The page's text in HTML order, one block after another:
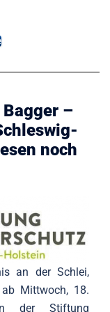
–
noch
an der Schlei,
Mittwoch, 18.
der Stiftung